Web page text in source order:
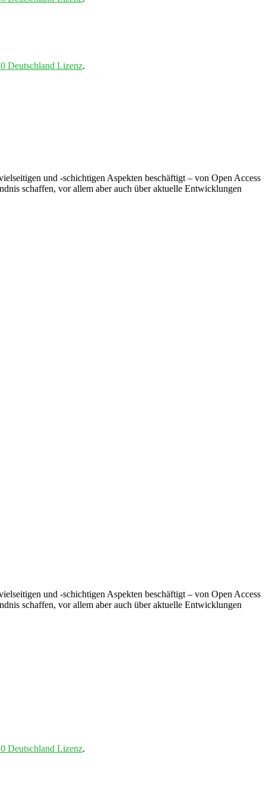
Deutschland Lizenz.
und -schichtigen Aspekten beschäftigt – von Open Access
schaffen, vor allem aber auch über aktuelle Entwicklungen
und -schichtigen Aspekten beschäftigt – von Open Access
schaffen, vor allem aber auch über aktuelle Entwicklungen
Deutschland Lizenz.